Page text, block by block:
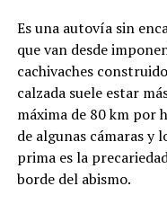
Es una autovía sin
que van desde
cachivaches
calzada suele estar
máxima de 80 km por
de algunas cámaras y
prima es la
borde del abismo.